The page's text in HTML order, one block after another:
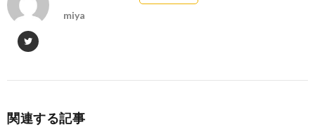
miya
関連する記事